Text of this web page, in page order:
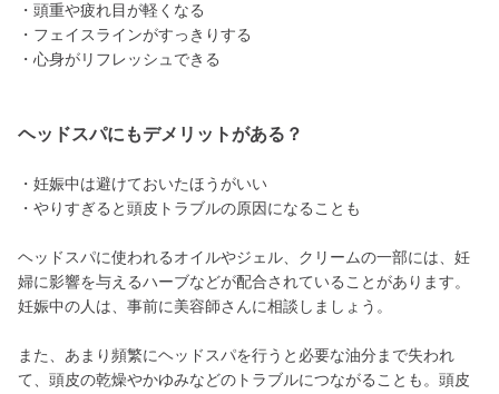
・頭重や疲れ目が軽くなる
・フェイスラインがすっきりする
・心身がリフレッシュできる
ヘッドスパにもデメリットがある？
・妊娠中は避けておいたほうがいい
・やりすぎると頭皮トラブルの原因になることも
ヘッドスパに使われるオイルやジェル、クリームの一部には、妊
婦に影響を与えるハーブなどが配合されていることがあります。
妊娠中の人は、事前に美容師さんに相談しましょう。
また、あまり頻繁にヘッドスパを行うと必要な油分まで失われ
て、頭皮の乾燥やかゆみなどのトラブルにつながることも。頭皮